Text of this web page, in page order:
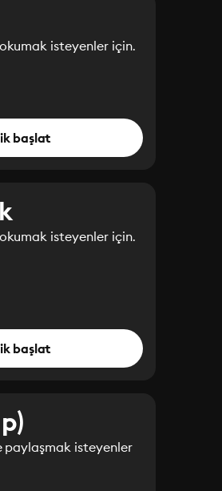
okumak isteyenler için.
başlat
okumak isteyenler için.
başlat
paylaşmak isteyenler